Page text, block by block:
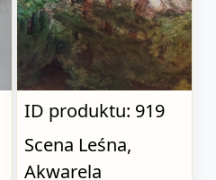
ID produktu: 919
Scena Leśna,
Akwarela